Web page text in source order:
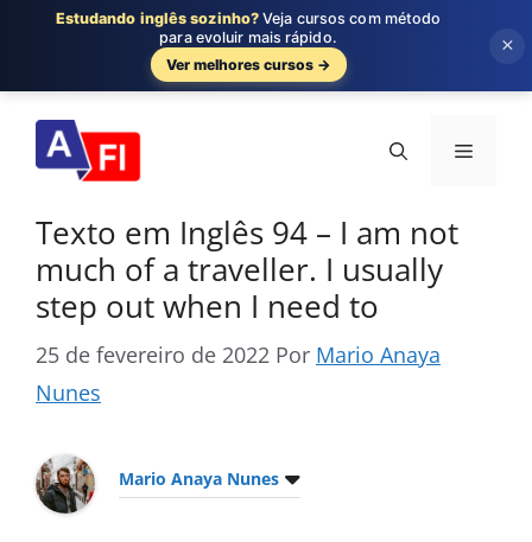
para
conteúdo
Menu
Texto em Inglês 94 – I am not
much of a traveller. I usually
step out when I need to
25 de fevereiro de 2022 Por Mario Anaya
Nunes
Mario Anaya Nunes
Estudando inglês sozinho? Veja cursos com método
para evoluir mais rápido.
Ver melhores cursos →
×